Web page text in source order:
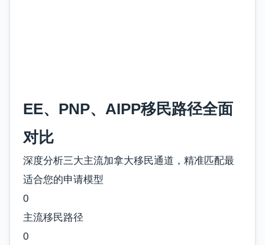
EE、PNP、AIPP移民路径全面
对比
深度分析三大主流加拿大移民通道，精准匹配最
适合您的申请模型
0
主流移民路径
0